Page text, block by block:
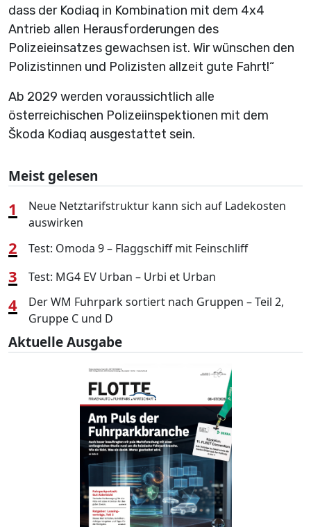
dass der Kodiaq in Kombination mit dem 4x4
Antrieb allen Herausforderungen des
Polizeieinsatzes gewachsen ist. Wir wünschen den
Polizistinnen und Polizisten allzeit gute Fahrt!“
Ab 2029 werden voraussichtlich alle
österreichischen Polizeiinspektionen mit dem
Škoda Kodiaq ausgestattet sein.
Meist gelesen
1
Neue Netztarifstruktur kann sich auf Ladekosten
auswirken
2 Test: Omoda 9 – Flaggschiff mit Feinschliff
3 Test: MG4 EV Urban – Urbi et Urban
4
Der WM Fuhrpark sortiert nach Gruppen – Teil 2,
Gruppe C und D
Aktuelle Ausgabe